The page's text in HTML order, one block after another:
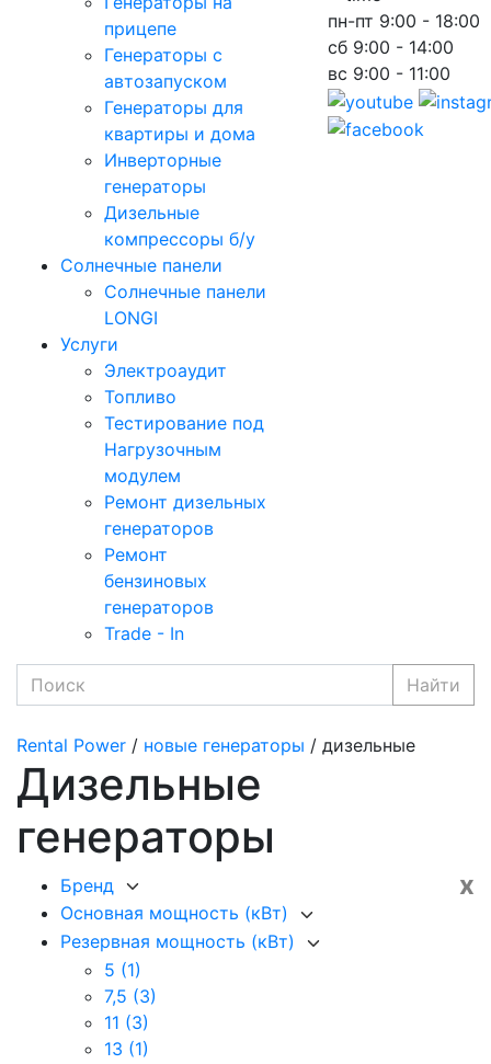
прицепе
Генераторы с
автозапуском
Генераторы для
квартиры и дома
Инверторные
генераторы
Дизельные
компрессоры б/у
Солнечные панели
Солнечные панели
LONGI
Услуги
Электроаудит
Топливо
Тестирование под
Нагрузочным
модулем
Ремонт дизельных
генераторов
Ремонт
бензиновых
генераторов
Trade - In
пн-пт 9:00 - 18:00
сб 9:00 - 14:00
вс 9:00 - 11:00
Найти
Rental Power / новые генераторы / дизельные
Дизельные
генераторы
x
Бренд
Основная мощность (кВт)
Резервная мощность (кВт)
5 (1)
7,5 (3)
11 (3)
13 (1)